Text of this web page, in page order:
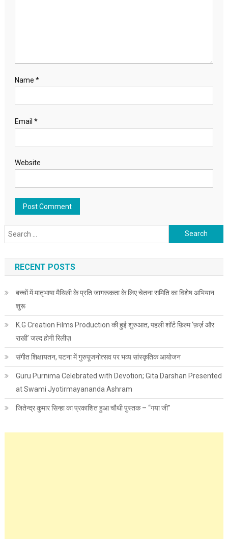
Name *
Email *
Website
Search for:
RECENT POSTS
बच्चों में मातृभाषा मैथिली के प्रति जागरूकता के लिए चेतना समिति का विशेष अभियान
शुरू
K.G Creation Films Production की हुई शुरुआत, पहली शॉर्ट फ़िल्म ‘फ़र्ज़ और
राखी’ जल्द होगी रिलीज़
संगीत शिक्षायतन, पटना में गुरुपूजनोत्सव पर भव्य सांस्कृतिक आयोजन
Guru Purnima Celebrated with Devotion; Gita Darshan Presented
at Swami Jyotirmayananda Ashram
जितेन्द्र कुमार सिन्हा का प्रकाशित हुआ चौथी पुस्तक – “गया जी”